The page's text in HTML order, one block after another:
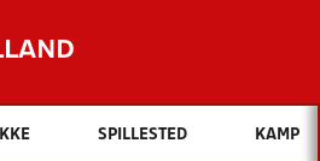
Hvad vil du søge efter?
SPILLESTED KAMP